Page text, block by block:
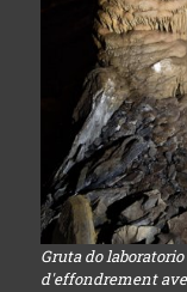
Gruta do
d'effondrement